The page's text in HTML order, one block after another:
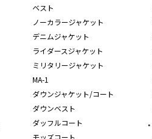
ベスト
ノーカラージャケット
デニムジャケット
ライダースジャケット
ミリタリージャケット
MA-1
ダウンジャケット/コート
ダウンベスト
ダッフルコート
モッズコート